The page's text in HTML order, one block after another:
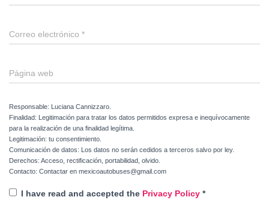
Correo electrónico *
Página web
Responsable: Luciana Cannizzaro.
Finalidad: Legitimación para tratar los datos permitidos expresa e inequívocamente
para la realización de una finalidad legítima.
Legitimación: tu consentimiento.
Comunicación de datos: Los datos no serán cedidos a terceros salvo por ley.
Derechos: Acceso, rectificación, portabilidad, olvido.
Contacto: Contactar en mexicoautobuses@gmail.com
I have read and accepted the Privacy Policy *